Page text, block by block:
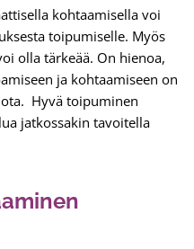
kohtaamisella voi
toipumiselle. Myös
olla tärkeää. On hienoa,
ja kohtaamiseen on
Hyvä toipuminen
jatkossakin tavoitella